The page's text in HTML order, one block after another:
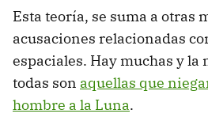
Esta teoría, se suma a otras
acusaciones relacionadas
espaciales. Hay muchas y la
todas son aquellas que
hombre a la Luna.